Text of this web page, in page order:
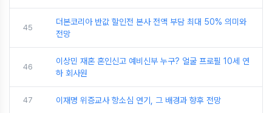
45
더본코리아 반값 할인전 본사 전액 부담 최대 50% 의미와
전망
46
이상민 재혼 혼인신고 예비신부 누구? 얼굴 프로필 10세 연
하 회사원
47 이재명 위증교사 항소심 연기, 그 배경과 향후 전망